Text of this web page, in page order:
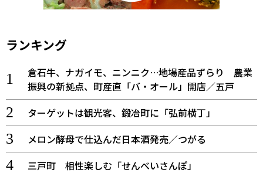
ランキング
倉石牛、ナガイモ、ニンニク…地場産品ずらり 農業
振興の新拠点、町産直「バ・オール」開店／五戸
ターゲットは観光客、鍛冶町に「弘前横丁」
メロン酵母で仕込んだ日本酒発売／つがる
三戸町 相性楽しむ「せんべいさんぽ」